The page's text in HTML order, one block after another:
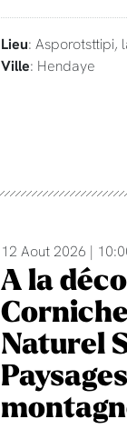
Lieu: Asporotsttipi,
Ville: Hendaye
12 Aout 2026 |
A la
Naturel